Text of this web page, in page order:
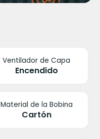
Ventilador de Capa
Encendido
Material de la Bobina
Cartón